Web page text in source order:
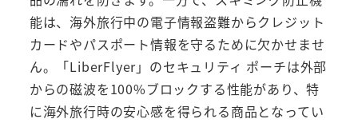
能は、海外旅行中の電子情報盗難からクレジット
カードやパスポート情報を守るために欠かせませ
ん。「LiberFlyer」のセキュリティ ポーチは外部
からの磁波を100%ブロックする性能があり、特
に海外旅行時の安心感を得られる商品となってい